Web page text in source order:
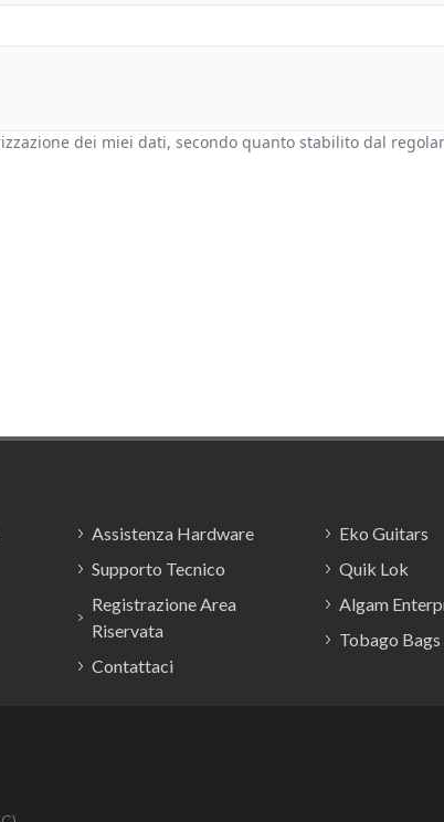
dei miei dati, secondo quanto stabilito dal
Assistenza Hardware
Supporto Tecnico
Registrazione Area
Riservata
Contattaci
Eko Guitars
Quik Lok
Algam
Tobago Bags